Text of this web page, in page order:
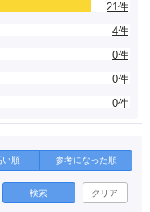
21件
4件
0件
0件
0件
い順 参考になった順
検索 クリア